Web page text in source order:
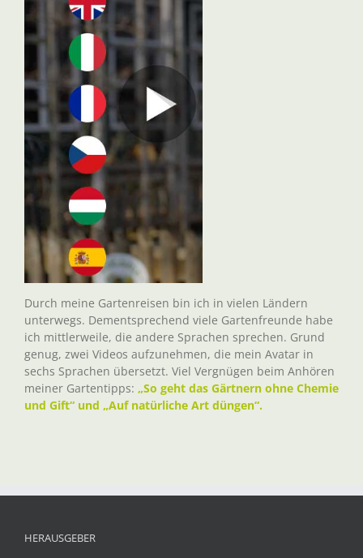
Durch meine Gartenreisen bin ich in vielen Ländern
unterwegs. Dementsprechend viele Gartenfreunde habe
ich mittlerweile, die andere Sprachen sprechen. Grund
genug, zwei Videos aufzunehmen, die mein Avatar in
sechs Sprachen übersetzt. Viel Vergnügen beim Anhören
meiner Gartentipps: „So geht das Gärtnern ohne Chemie
und Gift“ und „Auf natürliche Art düngen“.
HERAUSGEBER